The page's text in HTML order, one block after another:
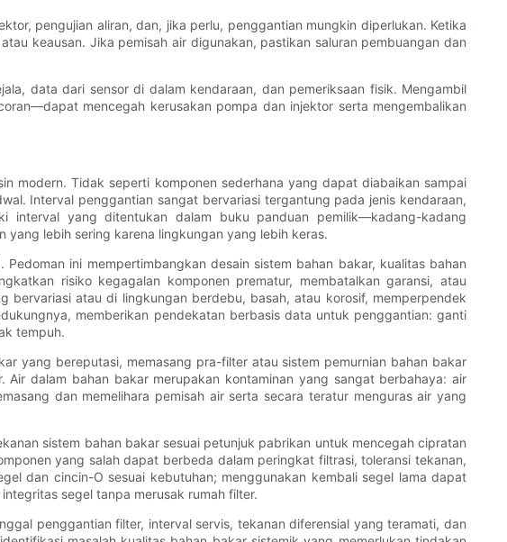
pengujian aliran, dan, jika perlu, penggantian mungkin diperlukan. Ketika
keausan. Jika pemisah air digunakan, pastikan saluran pembuangan dan
data dari sensor di dalam kendaraan, dan pemeriksaan fisik. Mengambil
mencegah kerusakan pompa dan injektor serta mengembalikan
modern. Tidak seperti komponen sederhana yang dapat diabaikan sampai
Interval penggantian sangat bervariasi tergantung pada jenis kendaraan,
interval yang ditentukan dalam buku panduan pemilik—kadang-kadang
lebih sering karena lingkungan yang lebih keras.
ini mempertimbangkan desain sistem bahan bakar, kualitas bahan
risiko kegagalan komponen prematur, membatalkan garansi, atau
atau di lingkungan berdebu, basah, atau korosif, memperpendek
memberikan pendekatan berbasis data untuk penggantian: ganti
tempuh.
yang bereputasi, memasang pra-filter atau sistem pemurnian bahan bakar
dalam bahan bakar merupakan kontaminan yang sangat berbahaya: air
dan memelihara pemisah air serta secara teratur menguras air yang
sistem bahan bakar sesuai petunjuk pabrikan untuk mencegah cipratan
yang salah dapat berbeda dalam peringkat filtrasi, toleransi tekanan,
dan cincin-O sesuai kebutuhan; menggunakan kembali segel lama dapat
segel tanpa merusak rumah filter.
penggantian filter, interval servis, tekanan diferensial yang teramati, dan